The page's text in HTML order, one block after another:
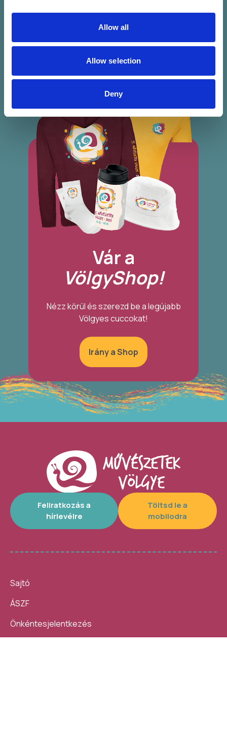
Allow all
Allow selection
Deny
Vár a
VölgyShop!
Nézz körül és szerezd be a legújabb
Völgyes cuccokat!
Irány a Shop
Feliratkozás a
hírlevélre
Töltsd le a
mobilodra
Sajtó
ÁSZF
Önkéntesjelentkezés